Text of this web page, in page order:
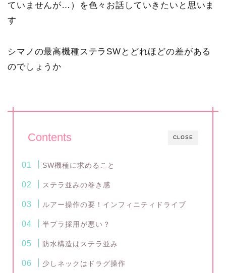
ていませんが…）を色々お話していきたいと思いま
す
シマノの最高機種ステラSWとどれほどの差がある
のでしょうか
CLOSE
Contents
SW機種に求めること
ステラ並みの巻き感
ルアー操作の要！インフィニティドライブ
半プラ採用が悪い？
防水構造はステラ並み
少しネックはドラグ操作